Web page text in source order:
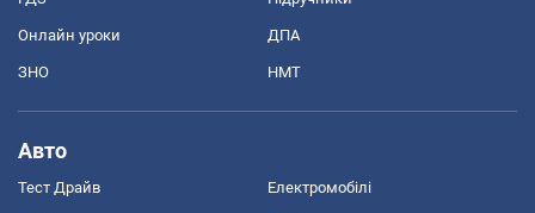
Онлайн уроки ДПА
ЗНО НМТ
Авто
Тест Драйв Електромобілі